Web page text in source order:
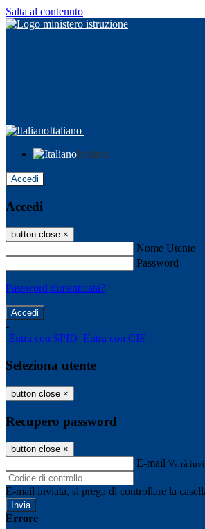
Salta al contenuto
Italiano
Italiano
Accedi
Accedi
button close ×
Nome Utente
Password
Password dimenticata?
-
Entra con SPID Entra con CIE
Seleziona utente
button close ×
Recupero password
button close ×
E-mail Verrà
E-mail inviata, si prega di controllare la
Errore